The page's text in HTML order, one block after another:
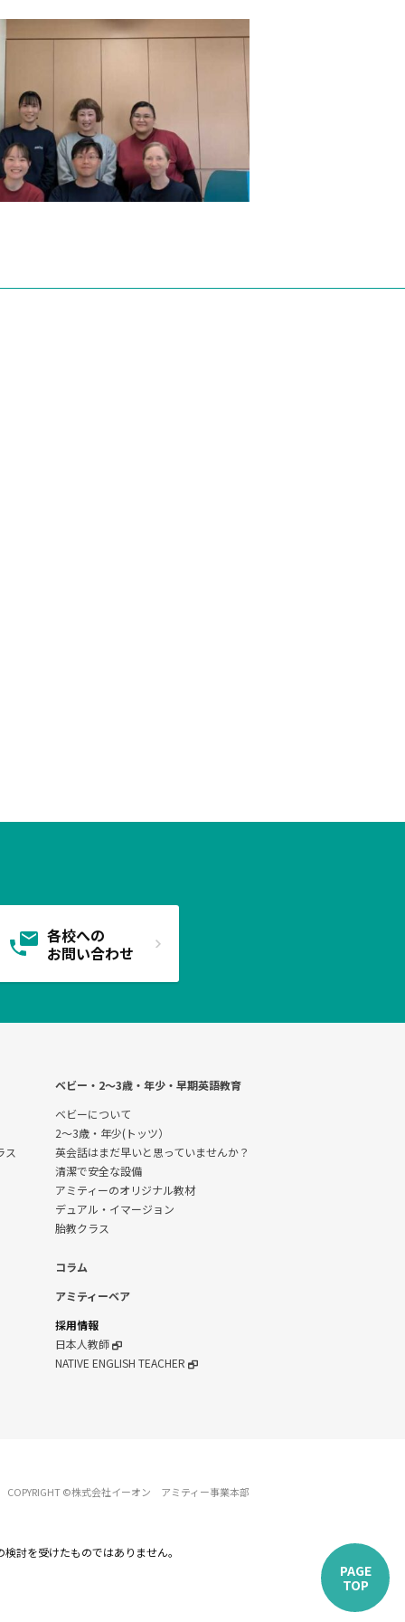
各校への
お問い合わせ
PAGE
TOP
ス
ベビー・2〜3歳・年少・早期英語教育
ベビーについて
2～3歳・年少(トッツ）
英会話はまだ早いと思っていませんか？
清潔で安全な設備
アミティーのオリジナル教材
デュアル・イマージョン
胎教クラス
コラム
アミティーベア
採用情報
日本人教師
NATIVE ENGLISH TEACHER
COPYRIGHT ©株式会社イーオン アミティー事業本部
討を受けたものではありません。